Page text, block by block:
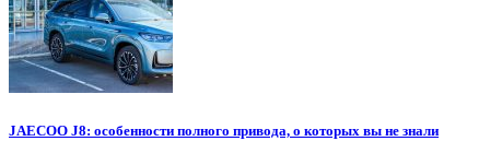
JAECOO J8: особенности полного привода, о которых вы не знали